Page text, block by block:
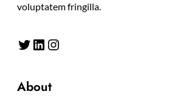
voluptatem fringilla.
Twitter LinkedIn Instagram
About